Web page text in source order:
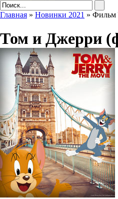
Главная » Новинки 2021 » Фильм
Том и Джерри